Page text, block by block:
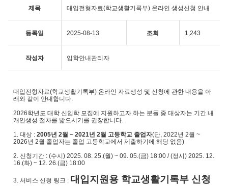
제목 대입전형자료(학교생활기록부) 온라인 생성신청 안내
등록일 2025-08-13 조회 1,243
작성자 입학안내관리자
대입전형자료(학교생활기록부) 온라인 자료생성 및 신청에 관한 내용을 아
래와 같이 안내합니다.
2026학년도 대학 신입학 모집에 지원하고자 하는 분들 중 대상자는 기간 내
개인생성 절차를 밟으시기를 권장합니다.
1. 대상 : 2005년 2월 ~ 2021년 2월 고등학교 졸업자(단, 2022년 2월 ~
2026년 2월 졸업자는 졸업 고등학교에서 제출하기에 해당 없음)
2. 신청기간 : (수시) 2025. 08. 25.(월) ~ 09. 05.(금) 18:00 / (정시) 2025. 12.
16.(화) ~ 12. 26.(금) 18:00
3. 서비스 신청 링크 : 대입지원용 학교생활기록부 신청